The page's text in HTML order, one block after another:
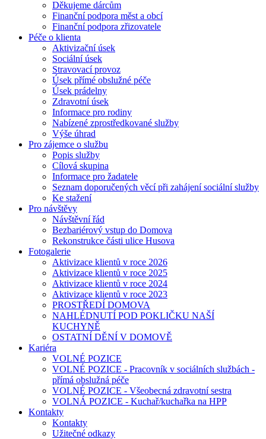
Děkujeme dárcům
Finanční podpora měst a obcí
Finanční podpora zřizovatele
Péče o klienta
Aktivizační úsek
Sociální úsek
Stravovací provoz
Úsek přímé obslužné péče
Úsek prádelny
Zdravotní úsek
Informace pro rodiny
Nabízené zprostředkované služby
Výše úhrad
Pro zájemce o službu
Popis služby
Cílová skupina
Informace pro žadatele
Seznam doporučených věcí při zahájení sociální služby
Ke stažení
Pro návštěvy
Návštěvní řád
Bezbariérový vstup do Domova
Rekonstrukce části ulice Husova
Fotogalerie
Aktivizace klientů v roce 2026
Aktivizace klientů v roce 2025
Aktivizace klientů v roce 2024
Aktivizace klientů v roce 2023
PROSTŘEDÍ DOMOVA
NAHLÉDNUTÍ POD POKLIČKU NAŠÍ
KUCHYNĚ
OSTATNÍ DĚNÍ V DOMOVĚ
Kariéra
VOLNÉ POZICE
VOLNÉ POZICE - Pracovník v sociálních službách -
přímá obslužná péče
VOLNÉ POZICE - Všeobecná zdravotní sestra
VOLNÁ POZICE - Kuchař/kuchařka na HPP
Kontakty
Kontakty
Užitečné odkazy